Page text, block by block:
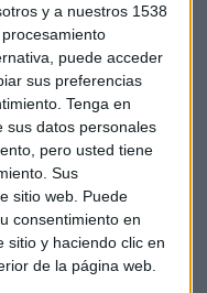
y a nuestros 1538
puede acceder
sus preferencias
Tenga en
sus datos personales
pero usted tiene
Sus
sitio web. Puede
consentimiento en
sitio y haciendo clic en
de la página web.
y Machine
y Sostenible:
Empresarial:
MSX
de Fondos: Lonvia